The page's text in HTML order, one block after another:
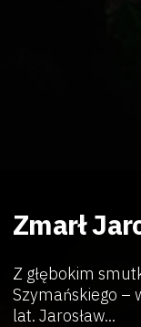
Zmarł
Z głębokim
Szymańskiego –
lat. Jarosław...